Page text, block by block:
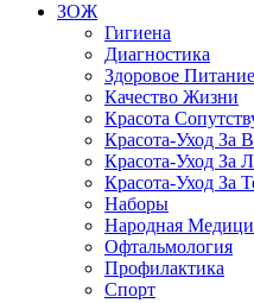
ЗОЖ
Гигиена
Диагностика
Здоровое Питание
Качество Жизни
Красота
Красота-Уход За
Красота-Уход За
Красота-Уход За
Наборы
Народная
Офтальмология
Профилактика
Спорт